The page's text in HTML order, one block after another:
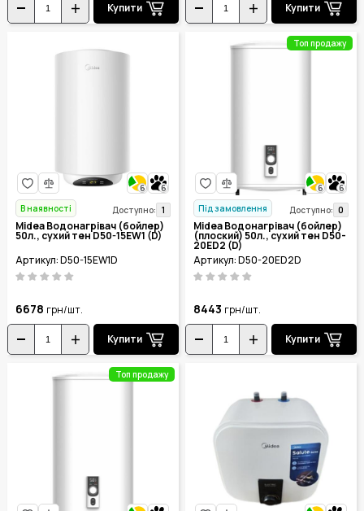
Купити Купити
6
6
В наявності
Доступно: 1
Midea Водонагрівач (бойлер)
50л., сухий тен D50-15EW1 (D)
Артикул: D50-15EW1D
6678 грн/шт.
Купити
Топ продажу
6
6
Під замовлення
Доступно: 0
Midea Водонагрівач (бойлер)
(плоский) 50л., сухий тен D50-
20ED2 (D)
Артикул: D50-20ED2D
8443 грн/шт.
Купити
Топ продажу